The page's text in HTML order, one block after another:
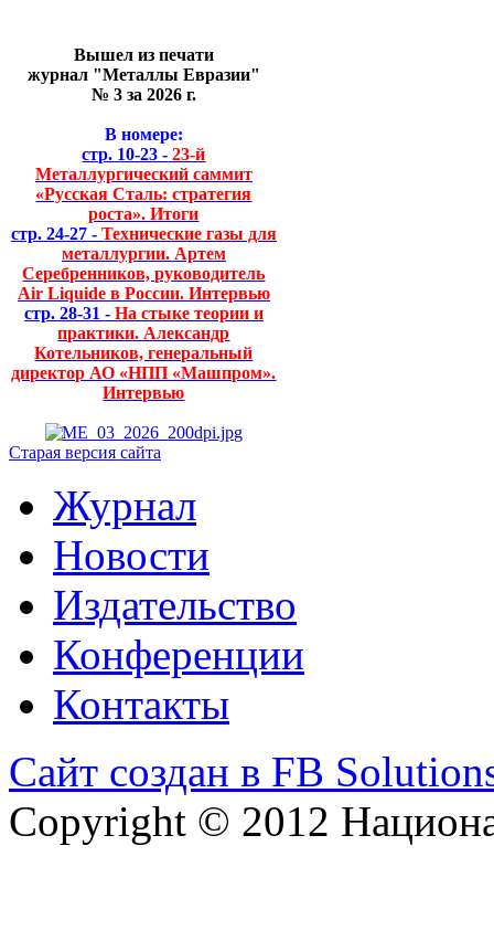
Вышел из печати
журнал "Металлы Евразии"
№ 3 за 2026 г.
В номере:
стр. 10-23 - 23-й
Металлургический саммит
«Русская Сталь: стратегия
роста». Итоги
стр. 24-27 - Технические газы для
металлургии. Артем
Серебренников, руководитель
Air Liquide в России. Интервью
стр. 28-31 - На стыке теории и
практики. Александр
Котельников, генеральный
директор АО «НПП «Машпром».
Интервью
Старая версия сайта
Журнал
Новости
Издательство
Конференции
Контакты
Сайт создан в FB
Copyright © 2012